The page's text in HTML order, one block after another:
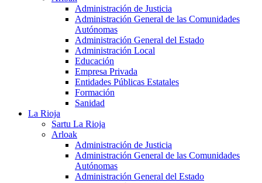
Administración de Justicia
Administración General de las Comunidades
Autónomas
Administración General del Estado
Administración Local
Educación
Empresa Privada
Entidades Públicas Estatales
Formación
Sanidad
La Rioja
Sartu La Rioja
Arloak
Administración de Justicia
Administración General de las Comunidades
Autónomas
Administración General del Estado